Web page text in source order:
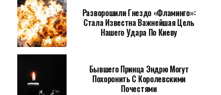
Разворошили Гнездо «Фламинго»:
Стала Известна Важнейшая Цель
Нашего Удара По Киеву
Бывшего Принца Эндрю Могут
Похоронить С Королевскими
Почестями